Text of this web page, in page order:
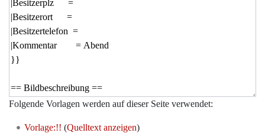
Folgende Vorlagen werden auf dieser Seite verwendet:
Vorlage:!! (Quelltext anzeigen)